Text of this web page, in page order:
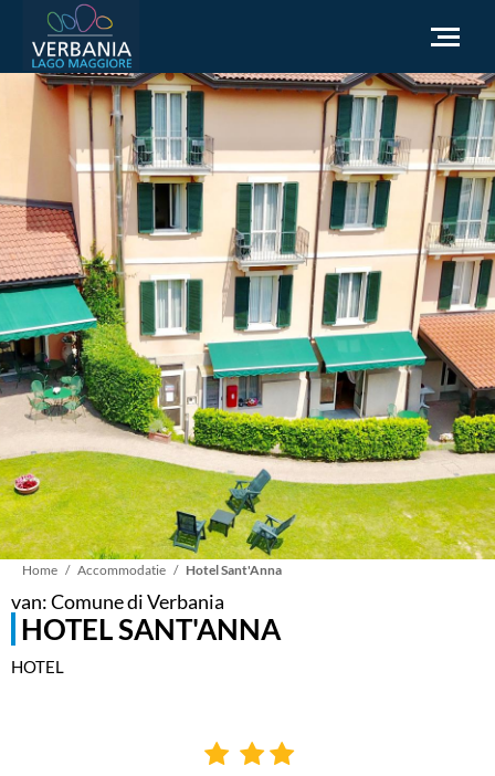
NL
Hoe kom ik bij Verbania
Toeristische informatie
Weer
Informatieaanvraag
Officiële website
Kruimelpad
Home Accommodatie Hotel Sant'Anna
van: Comune di Verbania
HOTEL SANT'ANNA
HOTEL